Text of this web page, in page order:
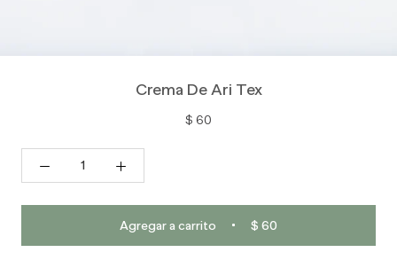
Crema De Ari Tex
$ 60
Agregar a carrito $ 60